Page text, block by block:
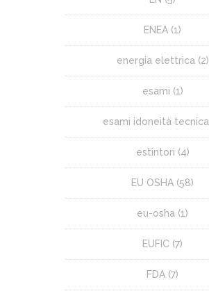
ENEA (1)
energia elettrica (2)
esami (1)
esami idoneità tecnica
estintori (4)
EU OSHA (58)
eu-osha (1)
EUFIC (7)
FDA (7)